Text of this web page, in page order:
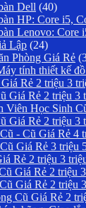
Dell (40)
HP: Core i5,
Lenovo: Core
Lập (24)
Phòng Giá Rẻ
tính thiết kế
Rẻ 2 triệu 3
Giá Rẻ 2 triệu 3
Viên Học Sinh
Giá Rẻ 2 triệu 3
- Cũ Giá Rẻ 4
Giá Rẻ 3 triệu
Rẻ 2 triệu 3
Giá Rẻ 2 triệu
Giá Rẻ 2 triệu
Cũ Giá Rẻ 2